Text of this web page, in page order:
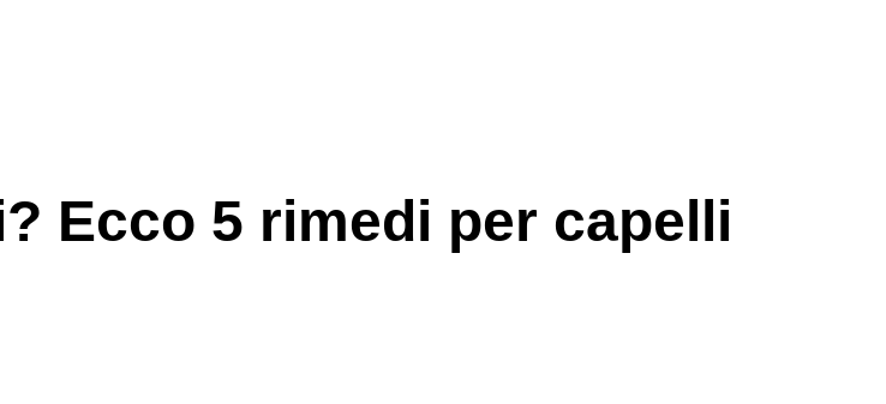
Ecco 5 rimedi per capelli